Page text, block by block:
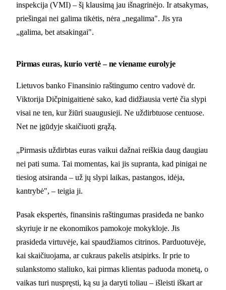
inspekcija (VMI) – šį klausimą jau išnagrinėjo. Ir atsakymas,
priešingai nei galima tikėtis, nėra „negalima". Jis yra
„galima, bet atsakingai".
Pirmas euras, kurio vertė – ne viename eurolyje
Lietuvos banko Finansinio raštingumo centro vadovė dr.
Viktorija Dičpinigaitienė sako, kad didžiausia vertė čia slypi
visai ne ten, kur žiūri suaugusieji. Ne uždirbtuose centuose.
Net ne įgūdyje skaičiuoti grąžą.
„Pirmasis uždirbtas euras vaikui dažnai reiškia daug daugiau
nei pati suma. Tai momentas, kai jis supranta, kad pinigai ne
tiesiog atsiranda – už jų slypi laikas, pastangos, idėja,
kantrybė", – teigia ji.
Pasak ekspertės, finansinis raštingumas prasideda ne banko
skyriuje ir ne ekonomikos pamokoje mokykloje. Jis
prasideda virtuvėje, kai spaudžiamos citrinos. Parduotuvėje,
kai skaičiuojama, ar cukraus pakelis atsipirks. Ir prie to
sulankstomo staliuko, kai pirmas klientas paduoda monetą, o
vaikas turi nuspręsti, ką su ja daryti toliau – išleisti iškart ar